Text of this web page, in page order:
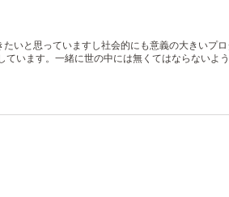
いと思っていますし社会的にも意義の大きいプロ
います。一緒に世の中には無くてはならないよ